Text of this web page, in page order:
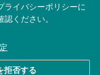
独占
のための協働モデリング
に掲載されているすべて
ライバシーポリシーに
認ください。
拒否する